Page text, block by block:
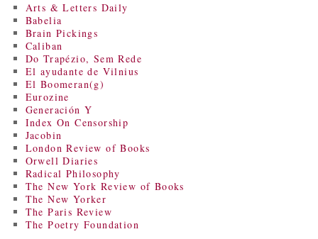
Arts & Letters Daily
Babelia
Brain Pickings
Caliban
Do Trapézio, Sem Rede
El ayudante de Vilnius
El Boomeran(g)
Eurozine
Generación Y
Index On Censorship
Jacobin
London Review of Books
Orwell Diaries
Radical Philosophy
The New York Review of Books
The New Yorker
The Paris Review
The Poetry Foundation